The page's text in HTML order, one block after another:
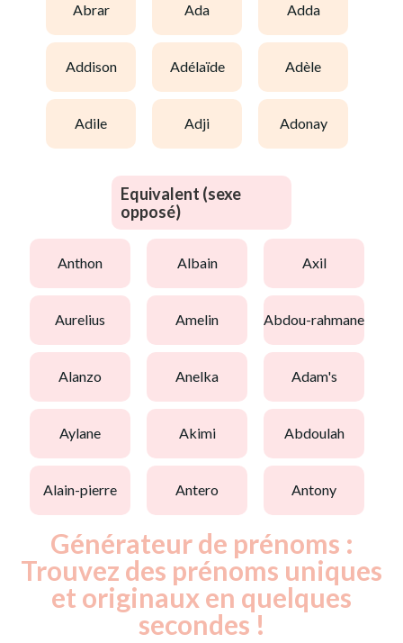
abrar ada adda
addison adélaïde adèle
adile adji adonay
Equivalent (sexe
opposé)
anthon albain axil
aurelius amelin abdou-rahmane
alanzo anelka adam's
aylane akimi abdoulah
alain-pierre antero antony
Générateur de prénoms :
Trouvez des prénoms uniques
et originaux en quelques
secondes !